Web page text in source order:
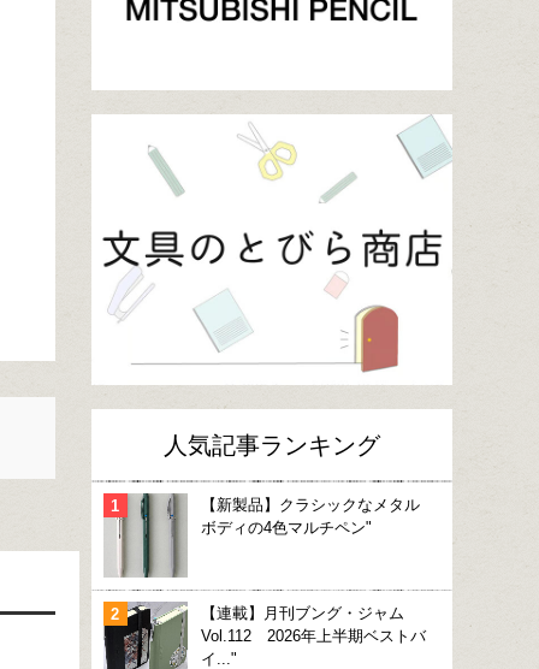
人気記事ランキング
【新製品】クラシックなメタル
ボディの4色マルチペン"
【連載】月刊ブング・ジャム
Vol.112 2026年上半期ベストバ
イ..."